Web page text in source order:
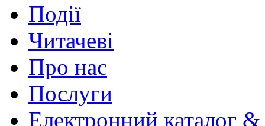
Події
Читачеві
Про нас
Послуги
Електронний каталог